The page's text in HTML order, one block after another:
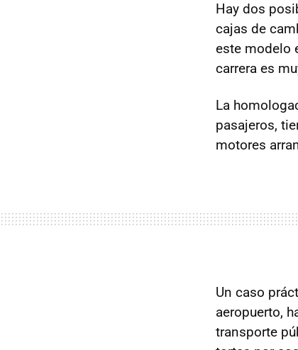
Hay dos
cajas de
este modelo
carrera es
La
pasajeros,
motores
Un caso
aeropuerto,
transporte